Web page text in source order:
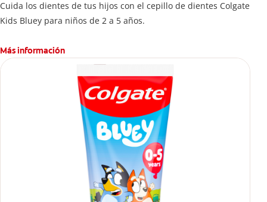
Cuida los dientes de tus hijos con el cepillo de dientes Colgate
Kids Bluey para niños de 2 a 5 años.
Más información